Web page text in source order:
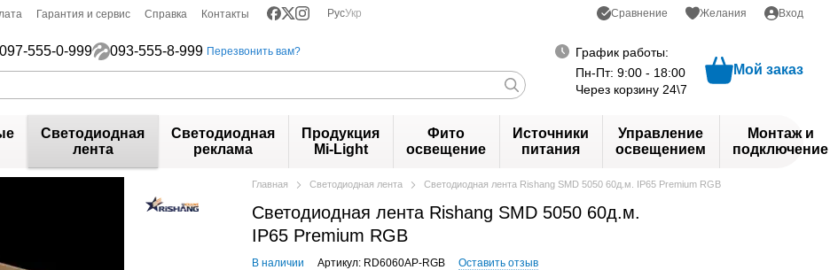
Гарантия и сервис Справка Контакты РусУкр Сравнение Желания Вход
097-555-0-999 093-555-8-999 Перезвонить вам?
График работы:
Пн-Пт: 9:00 - 18:00
Через корзину 24\7
Мой заказ
Светодиодная
лента
Светодиодная
реклама
Продукция
Mi-Light
Фито
освещение
Источники
питания
Управление
освещением
Монтаж и
подключение
Главная Светодиодная лента Светодиодная лента Rishang SMD 5050 60д.м. IP65 Premium RGB
Светодиодная лента Rishang SMD 5050 60д.м.
IP65 Premium RGB
В наличии Артикул: RD6060AP-RGB Оставить отзыв